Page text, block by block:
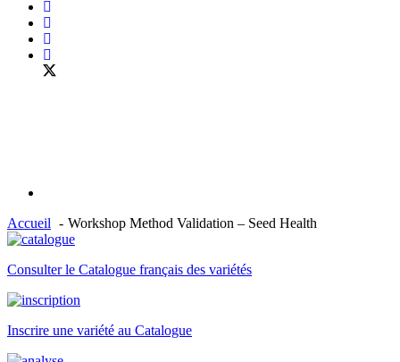
Accueil Workshop Method Validation – Seed Health
Consulter le Catalogue français des variétés
Inscrire une variété au Catalogue